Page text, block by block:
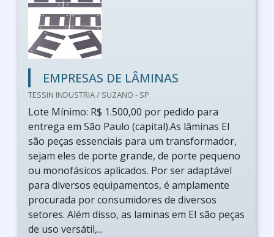
EMPRESAS DE LÂMINAS
TESSIN INDUSTRIA / SUZANO - SP
Lote Mínimo: R$ 1.500,00 por pedido para
entrega em São Paulo (capital).As lâminas EI
são peças essenciais para um transformador,
sejam eles de porte grande, de porte pequeno
ou monofásicos aplicados. Por ser adaptável
para diversos equipamentos, é amplamente
procurada por consumidores de diversos
setores. Além disso, as laminas em EI são peças
de uso versátil,...